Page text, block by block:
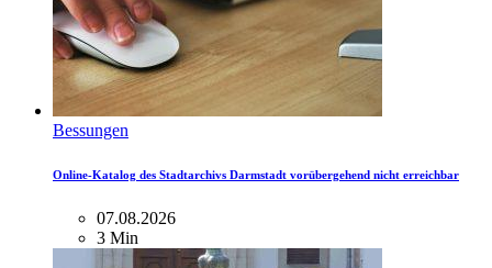
Bessungen
Online-Katalog des Stadtarchivs Darmstadt vorübergehend nicht erreichbar
07.08.2026
3 Min